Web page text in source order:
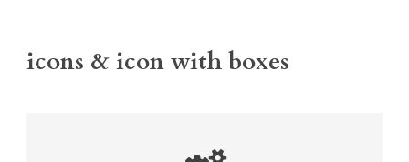
icons & icon with boxes